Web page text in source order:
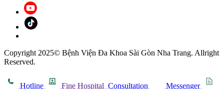
Copyright 2025© Bệnh Viện Đa Khoa Sài Gòn Nha Trang. Allright
Reserved.
Hotline Fine Hospital Consultation
Messenger